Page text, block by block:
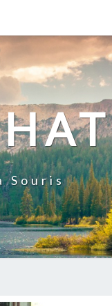
Souris